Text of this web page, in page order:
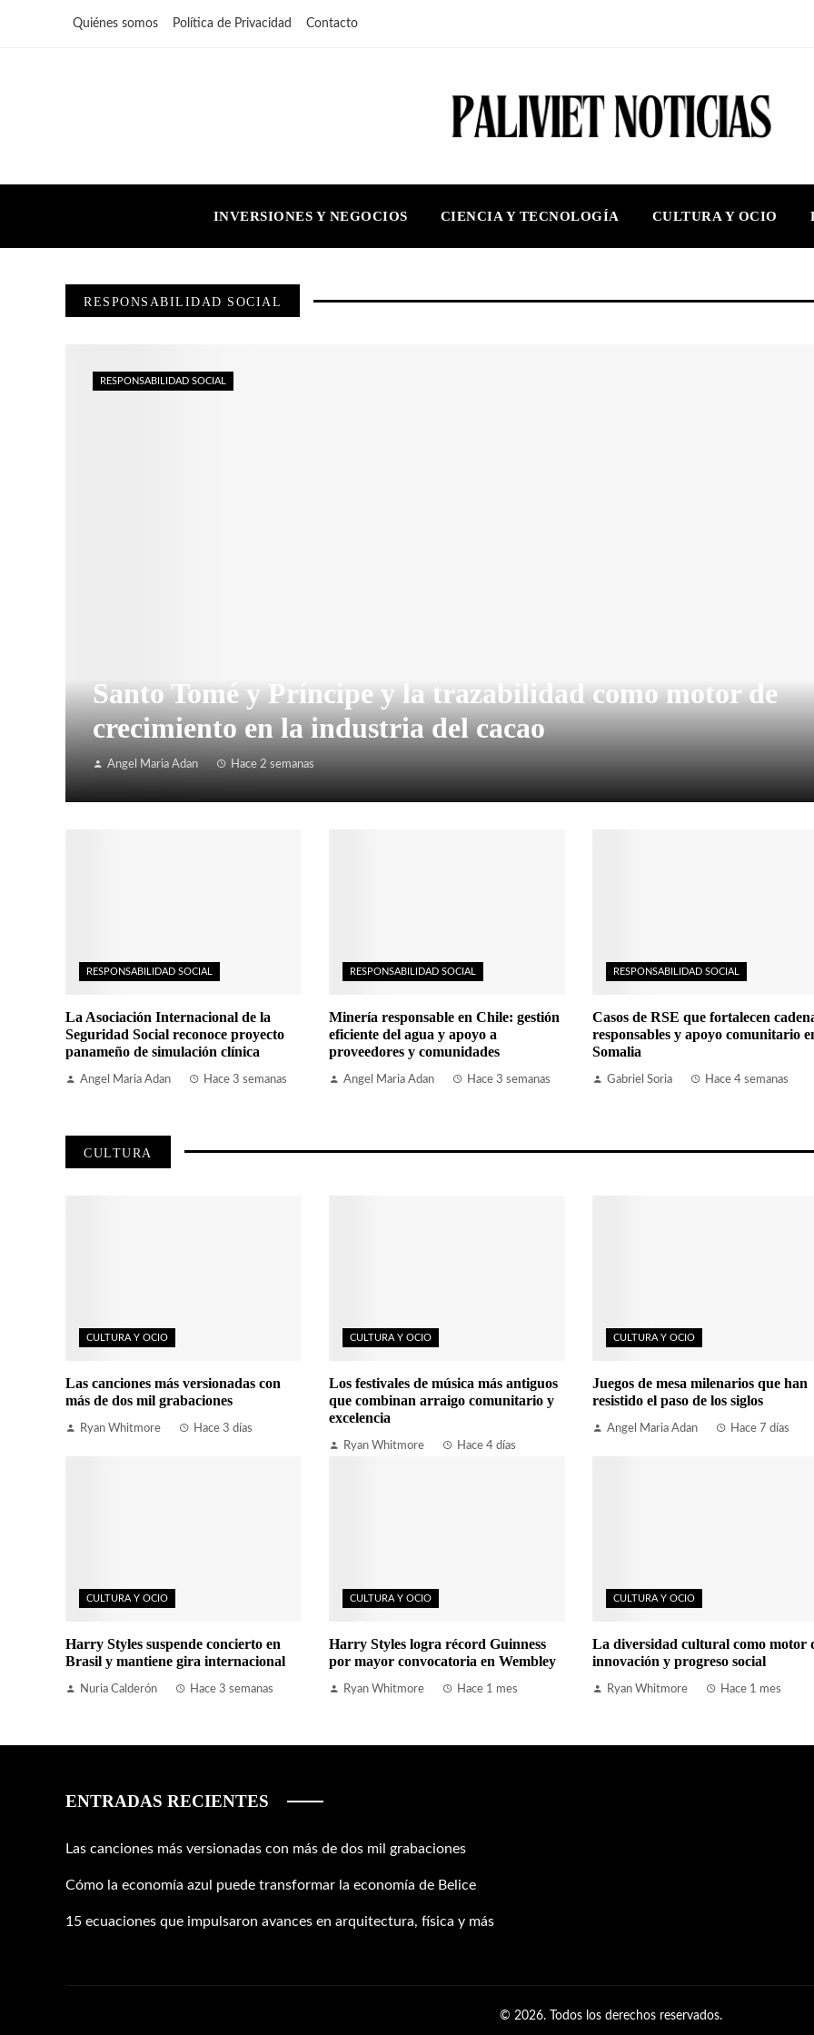
Quiénes somos Política de Privacidad Contacto
INVERSIONES Y NEGOCIOS CIENCIA Y TECNOLOGÍA CULTURA Y OCIO
RESPONSABILIDAD SOCIAL
Santo Tomé y Príncipe y la trazabilidad como motor de
crecimiento en la industria del cacao
Angel Maria Adan Hace 2 semanas
RESPONSABILIDAD SOCIAL
RESPONSABILIDAD SOCIAL
La Asociación Internacional de la
Seguridad Social reconoce proyecto
panameño de simulación clínica
Angel Maria Adan Hace 3 semanas
RESPONSABILIDAD SOCIAL
Minería responsable en Chile: gestión
eficiente del agua y apoyo a
proveedores y comunidades
Angel Maria Adan Hace 3 semanas
RESPONSABILIDAD SOCIAL
Casos de RSE que fortalecen
responsables y apoyo comunitario
Somalia
Gabriel Soria Hace 4 semanas
CULTURA
CULTURA Y OCIO
Las canciones más versionadas con
más de dos mil grabaciones
Ryan Whitmore Hace 3 días
CULTURA Y OCIO
Los festivales de música más antiguos
que combinan arraigo comunitario y
excelencia
Ryan Whitmore Hace 4 días
CULTURA Y OCIO
Juegos de mesa milenarios que han
resistido el paso de los siglos
Angel Maria Adan Hace 7 días
CULTURA Y OCIO
Harry Styles suspende concierto en
Brasil y mantiene gira internacional
Nuria Calderón Hace 3 semanas
CULTURA Y OCIO
Harry Styles logra récord Guinness
por mayor convocatoria en Wembley
Ryan Whitmore Hace 1 mes
CULTURA Y OCIO
La diversidad cultural como motor
innovación y progreso social
Ryan Whitmore Hace 1 mes
ENTRADAS RECIENTES
Las canciones más versionadas con más de dos mil grabaciones
Cómo la economía azul puede transformar la economía de Belice
15 ecuaciones que impulsaron avances en arquitectura, física y más
© 2026. Todos los derechos reservados.